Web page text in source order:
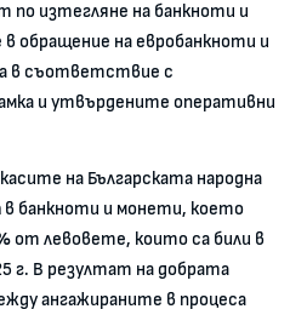
по изтегляне на банкноти и
в обращение на евробанкноти и
в съответствие с
и утвърдените оперативни
на Българската народна
в банкноти и монети, което
от левовете, които са били в
г. В резултат на добрата
ангажираните в процеса